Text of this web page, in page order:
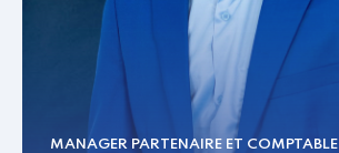
MANAGER PARTENAIRE ET COMPTABLE